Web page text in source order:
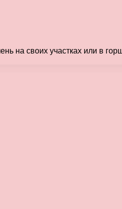
на своих участках или в